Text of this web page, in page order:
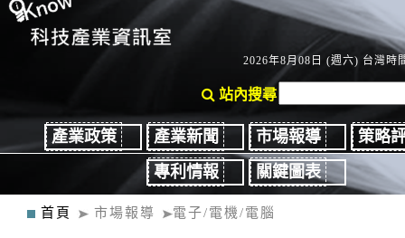
2026年8月08日 (週六) 台灣時
站內搜尋
產業政策 產業新聞 市場報導
策略
專利情報
關鍵圖表
首頁 市場報導 電子/電機/電腦